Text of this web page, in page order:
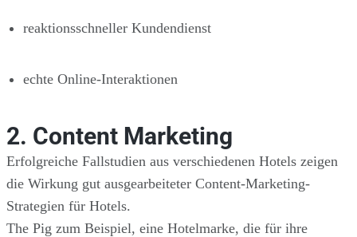
reaktionsschneller Kundendienst
echte Online-Interaktionen
2. Content Marketing
Erfolgreiche Fallstudien aus verschiedenen Hotels zeigen
die Wirkung gut ausgearbeiteter Content-Marketing-
Strategien für Hotels.
The Pig zum Beispiel, eine Hotelmarke, die für ihre